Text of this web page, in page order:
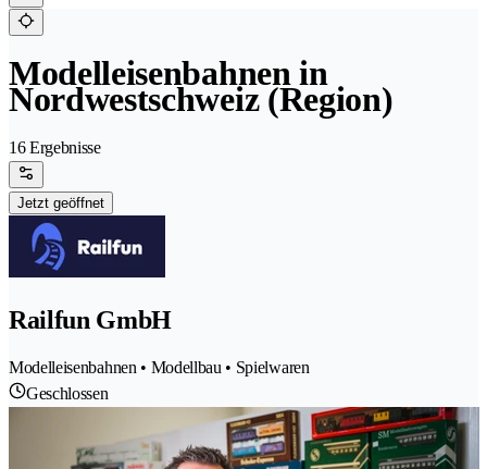
Modelleisenbahnen in
Nordwestschweiz (Region)
16 Ergebnisse
Jetzt geöffnet
Railfun GmbH
Modelleisenbahnen • Modellbau • Spielwaren
Geschlossen